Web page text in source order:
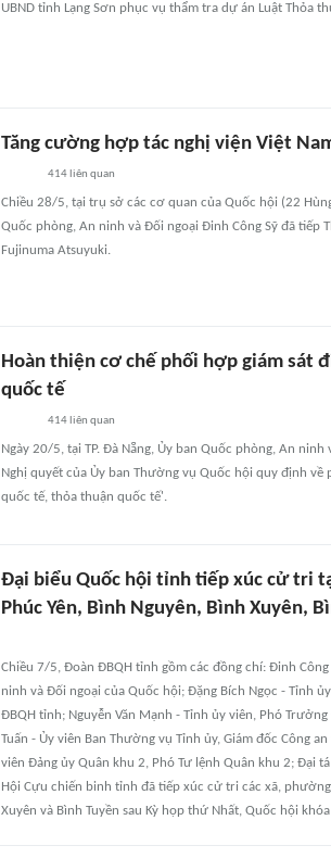
UBND tỉnh Lạng Sơn phục vụ thẩm tra dự án Luật Thỏa
Tăng cường hợp tác nghị viện Việt
414liên quan
Chiều 28/5, tại trụ sở các cơ quan của Quốc hội (22
Quốc phòng, An ninh và Đối ngoại Đinh Công Sỹ đã tiếp
Fujinuma Atsuyuki.
Hoàn thiện cơ chế phối hợp giám sát
quốc tế
414liên quan
Ngày 20/5, tại TP. Đà Nẵng, Ủy ban Quốc phòng, An
Nghị quyết của Ủy ban Thường vụ Quốc hội quy định
quốc tế, thỏa thuận quốc tế'.
Đại biểu Quốc hội tỉnh tiếp xúc cử tri
Phúc Yên, Bình Nguyên, Bình Xuyên,
Chiều 7/5, Đoàn ĐBQH tỉnh gồm các đồng chí: Đinh
ninh và Đối ngoại của Quốc hội; Đặng Bích Ngọc - Tỉnh
ĐBQH tỉnh; Nguyễn Văn Mạnh - Tỉnh ủy viên, Phó
Tuấn - Ủy viên Ban Thường vụ Tỉnh ủy, Giám đốc Công
viên Đảng ủy Quân khu 2, Phó Tư lệnh Quân khu 2; Đại
Hội Cựu chiến binh tỉnh đã tiếp xúc cử tri các xã,
Xuyên và Bình Tuyền sau Kỳ họp thứ Nhất, Quốc hội khóa